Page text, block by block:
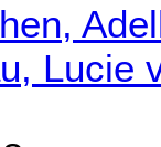
Lucie